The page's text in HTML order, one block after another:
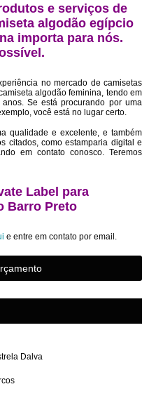
e serviços de
algodão egípcio
importa para nós.
no mercado de camisetas
algodão feminina, tendo em
Se está procurando por uma
você está no lugar certo.
qualidade e excelente, e também
citados, como estamparia digital e
em contato conosco. Teremos
Label para
Barro Preto
e entre em contato por email.
Dalva